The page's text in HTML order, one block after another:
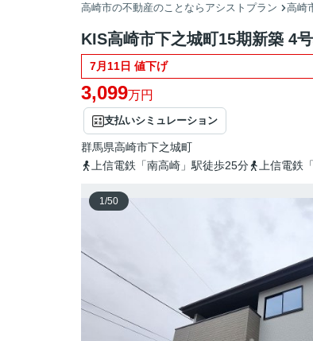
高崎市の不動産のことならアシストプラン 高崎
KIS高崎市下之城町15期新築 4
7月11日 値下げ
3,099万円
支払いシミュレーション
群馬県高崎市下之城町
上信電鉄「南高崎」駅徒歩25分
上信電鉄
1/50